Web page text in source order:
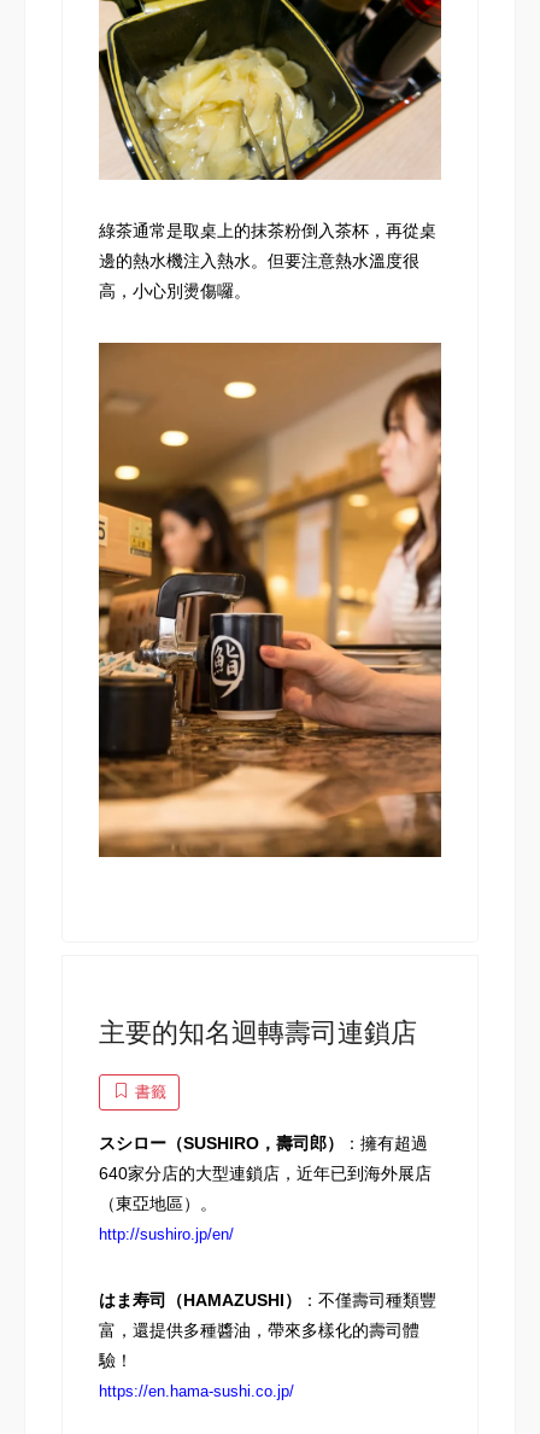
綠茶通常是取桌上的抹茶粉倒入茶杯，再從桌
邊的熱水機注入熱水。但要注意熱水溫度很
高，小心別燙傷囉。
主要的知名迴轉壽司連鎖店
書籤
スシロー（SUSHIRO，壽司郎）
：擁有超過
640家分店的大型連鎖店，近年已到海外展店
（東亞地區）。
http://sushiro.jp/en/
はま寿司（HAMAZUSHI）
：不僅壽司種類豐
富，還提供多種醬油，帶來多樣化的壽司體
驗！
https://en.hama-sushi.co.jp/